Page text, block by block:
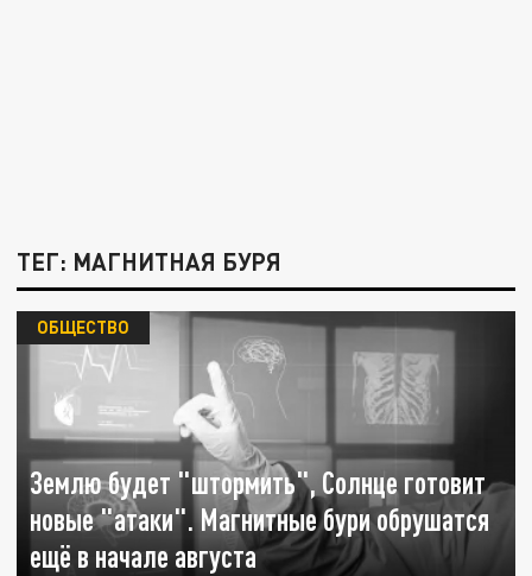
ТЕГ: МАГНИТНАЯ БУРЯ
Землю будет "штормить", Солнце готовит
новые "атаки". Магнитные бури обрушатся
ещё в начале августа
ОБЩЕСТВО